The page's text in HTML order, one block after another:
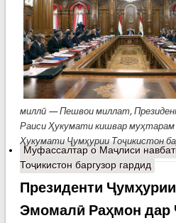
миллӣ — Пешвои миллат,
Раиси Ҳукумати кишвар
Ҳукумати Ҷумҳурии Тоҷикистон
Муфассалтаро Маҷлиси
Тоҷикистон баргузор гардид
Президенти
Эмомалӣ Раҳмон дар